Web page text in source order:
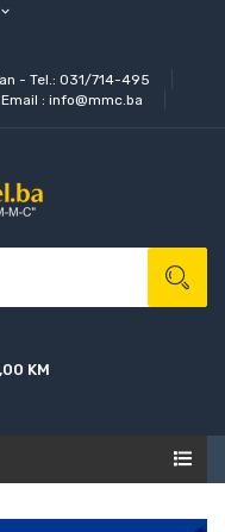
expand_more
- Tel.: 031/714-495
Email : info@mmc.ba
KM